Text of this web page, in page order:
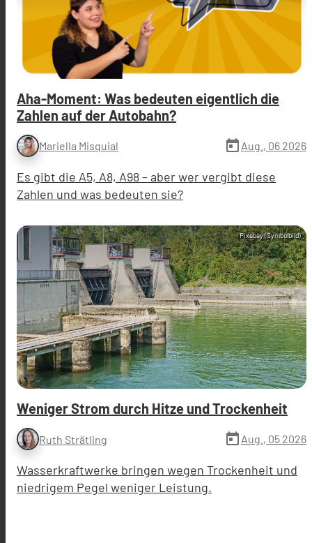
Aha-Moment: Was bedeuten eigentlich die
Zahlen auf der Autobahn?
Mariella Misquial today Aug., 06 2026
Es gibt die A5, A8, A98 – aber wer vergibt diese
Zahlen und was bedeuten sie?
Pixabay (Symbolbild)
Weniger Strom durch Hitze und Trockenheit
Ruth Strätling today Aug., 05 2026
Wasserkraftwerke bringen wegen Trockenheit und
niedrigem Pegel weniger Leistung.